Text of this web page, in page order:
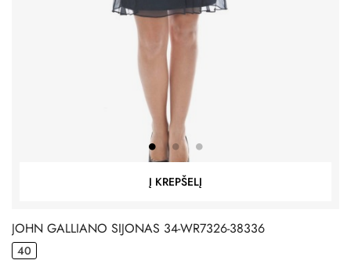
Į KREPŠELĮ
JOHN GALLIANO SIJONAS 34-WR7326-38336
40